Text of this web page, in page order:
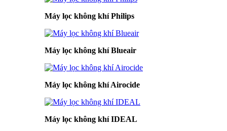
Máy lọc không khí Philips
Máy lọc không khí Blueair
Máy lọc không khí Airocide
Máy lọc không khí IDEAL